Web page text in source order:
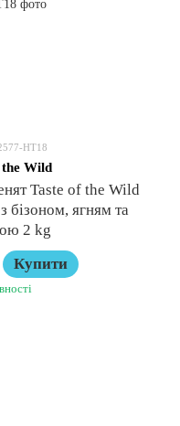
HT18
Wild
Taste of the Wild
бізоном, ягням та
2 kg
Купити